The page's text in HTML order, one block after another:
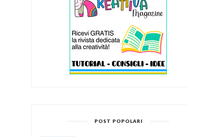
POST POPOLARI